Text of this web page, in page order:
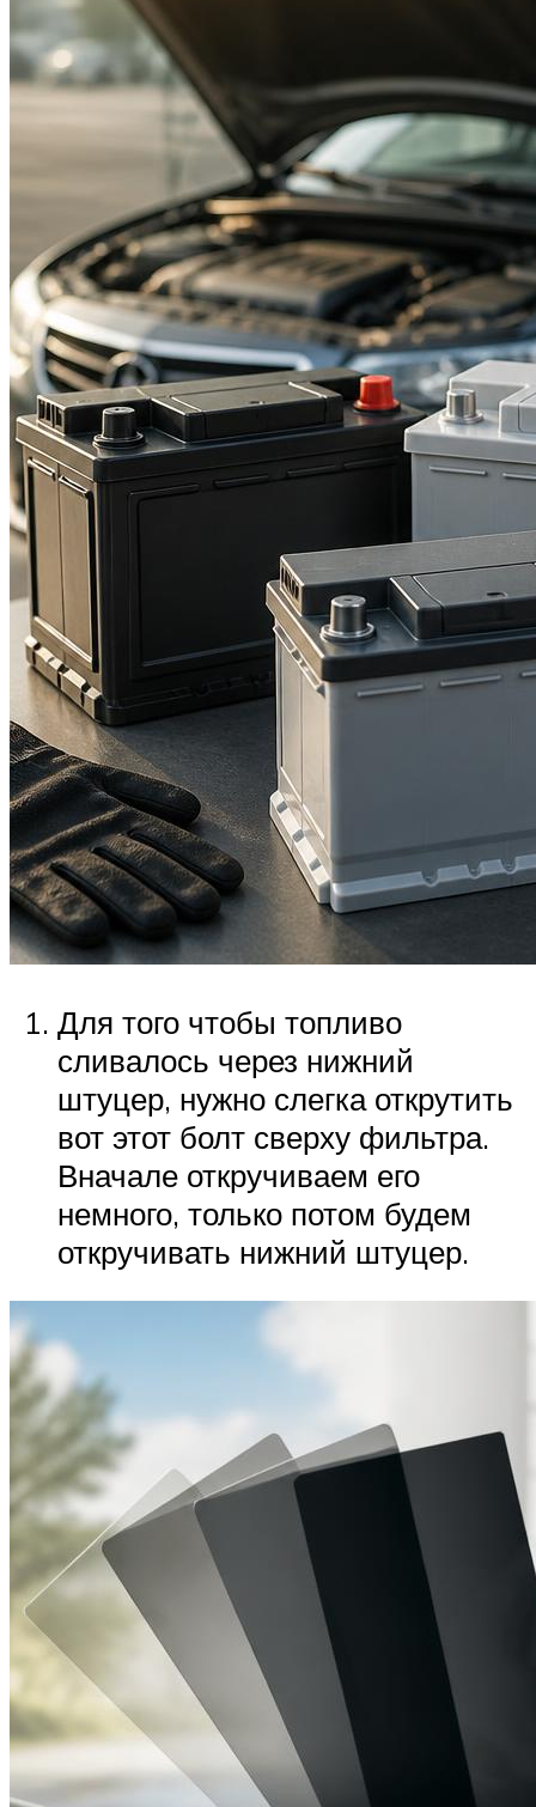
Для того чтобы топливо
сливалось через нижний
штуцер, нужно слегка открутить
вот этот болт сверху фильтра.
Вначале откручиваем его
немного, только потом будем
откручивать нижний штуцер.